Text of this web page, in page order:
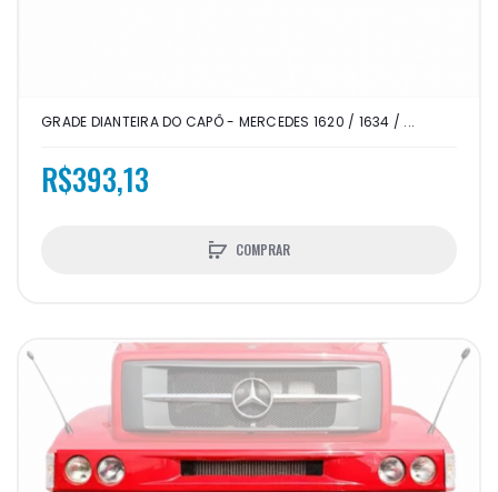
GRADE DIANTEIRA DO CAPÔ - MERCEDES 1620 / 1634 / ...
R$393,13
COMPRAR